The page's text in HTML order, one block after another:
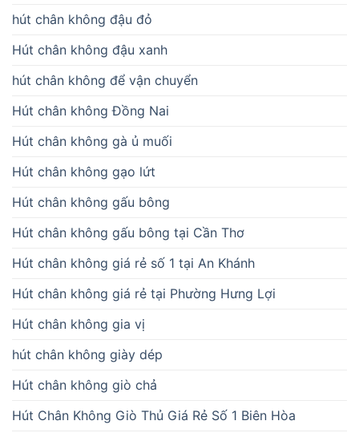
hút chân không đậu đỏ
Hút chân không đậu xanh
hút chân không để vận chuyển
Hút chân không Đồng Nai
Hút chân không gà ủ muối
Hút chân không gạo lứt
Hút chân không gấu bông
Hút chân không gấu bông tại Cần Thơ
Hút chân không giá rẻ số 1 tại An Khánh
Hút chân không giá rẻ tại Phường Hưng Lợi
Hút chân không gia vị
hút chân không giày dép
Hút chân không giò chả
Hút Chân Không Giò Thủ Giá Rẻ Số 1 Biên Hòa